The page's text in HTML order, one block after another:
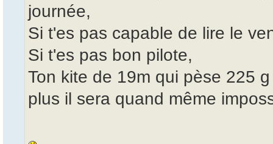
journée,
Si t'es pas capable de lire le
Si t'es pas bon pilote,
Ton kite de 19m qui pèse 225
plus il sera quand même